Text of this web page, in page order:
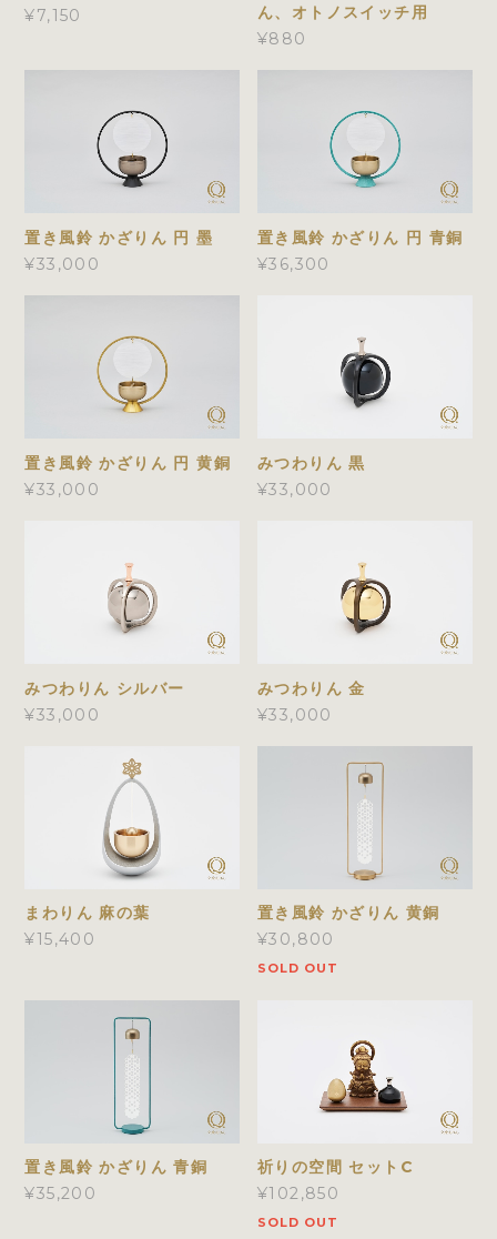
¥7,150
ん、オトノスイッチ用
¥880
置き風鈴 かざりん 円 墨
¥33,000
置き風鈴 かざりん 円 青銅
¥36,300
置き風鈴 かざりん 円 黄銅
¥33,000
みつわりん 黒
¥33,000
みつわりん シルバー
¥33,000
みつわりん 金
¥33,000
まわりん 麻の葉
¥15,400
置き風鈴 かざりん 黄銅
¥30,800
SOLD OUT
置き風鈴 かざりん 青銅
¥35,200
祈りの空間 セットC
¥102,850
SOLD OUT